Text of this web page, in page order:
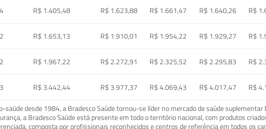
R$ 1.405,48 R$ 1.623,88 R$ 1.661,47 R$ 1.640,26 R$
R$ 1.653,13 R$ 1.910,01 R$ 1.954,22 R$ 1.929,27 R$
R$ 1.967,22 R$ 2.272,91 R$ 2.325,52 R$ 2.295,83 R$
R$ 3.442,44 R$ 3.977,37 R$ 4.069,43 R$ 4.017,47 R$
saúde desde 1984, a Bradesco Saúde tornou-se líder no mercado de saúde
a Bradesco Saúde está presente em todo o território nacional, com produtos
composta por profissionais reconhecidos e centros de referência em todos